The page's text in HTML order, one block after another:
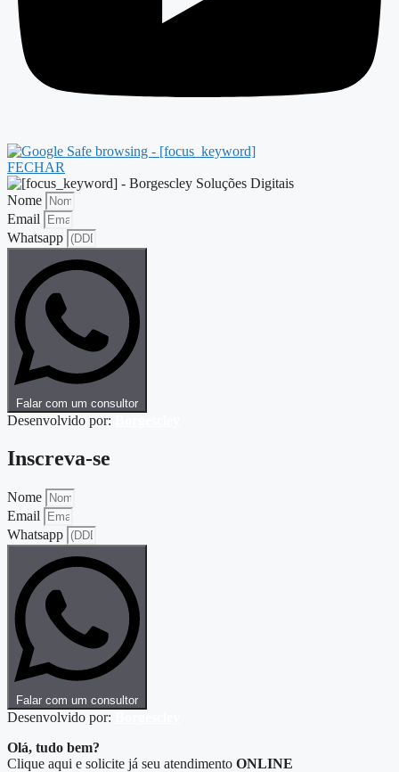
FECHAR
Nome
Email
Whatsapp
Falar com um consultor
Desenvolvido por:
Inscreva-se
Nome
Email
Whatsapp
Falar com um consultor
Desenvolvido por:
Olá, tudo bem?
Clique aqui e solicite já seu atendimento ONLINE